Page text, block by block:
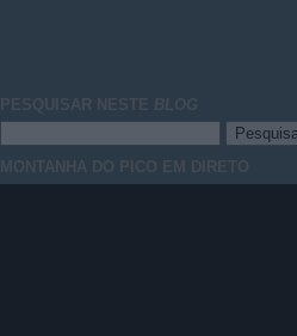
PESQUISAR NESTE BLOG
MONTANHA DO PICO EM DIRETO